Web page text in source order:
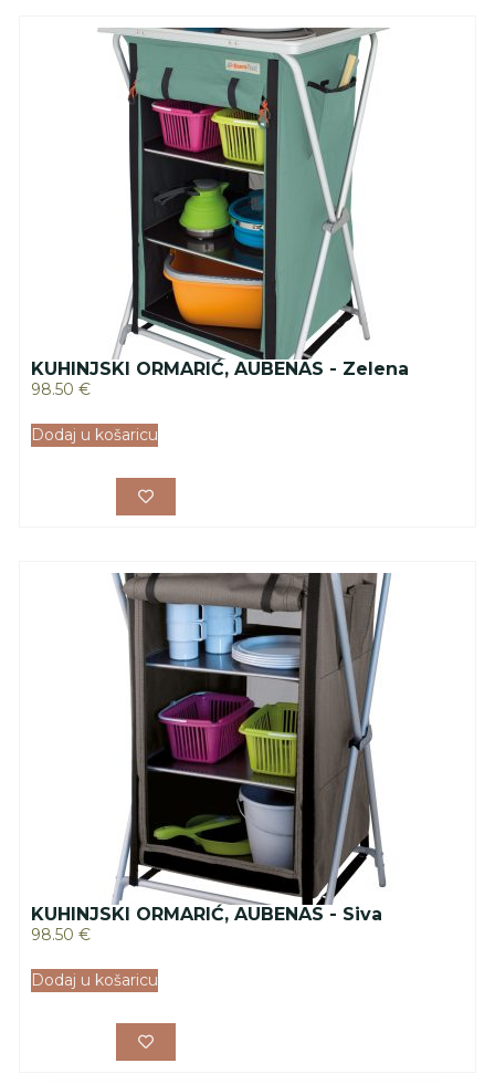
KUHINJSKI ORMARIĆ, AUBENAS - Zelena
98.50 €
Dodaj u košaricu
KUHINJSKI ORMARIĆ, AUBENAS - Siva
98.50 €
Dodaj u košaricu